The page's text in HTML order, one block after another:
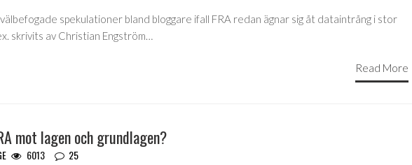
spekulationer bland bloggare ifall FRA redan ägnar sig åt dataintrång i stor
skrivits av Christian Engström…
Read More
mot lagen och grundlagen?
6013 25